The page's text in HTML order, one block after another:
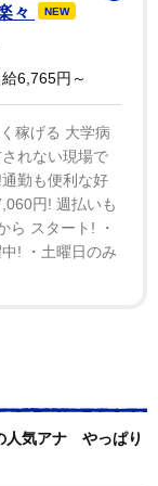
。99年にニッ
ラジオ番組だけ
司会なども精力
ている。
々
NEW
6,765円～
稼げる 大学病
れない現場で
勤も便利な好
円! 週払いも
ら スタート! ・
! ・土曜日のみ
人気アナ やっぱり